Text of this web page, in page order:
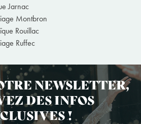
Jarnac
Montbron
Rouillac
Ruffec
NEWSLETTER,
DES INFOS
!